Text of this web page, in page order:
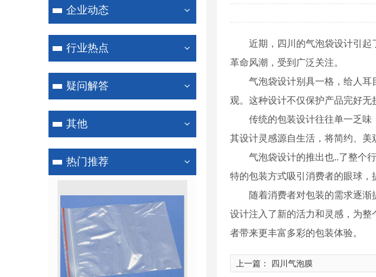
企业动态
行业热点
疑问解答
其他
热门推荐
近期，四川的气泡袋设计引
革命风潮，受到广泛关注。
气泡袋设计别具一格，给人
观。这种设计不仅保护产品完好无
传统的包装设计往往单一乏味
其设计灵感源自生活，将简约、美
气泡袋设计的推出也..了整个
特的包装方式吸引消费者的眼球，
随着消费者对包装的需求逐
设计注入了新的活力和灵感，为
者带来更丰富多彩的包装体验。
上一篇： 四川气泡膜